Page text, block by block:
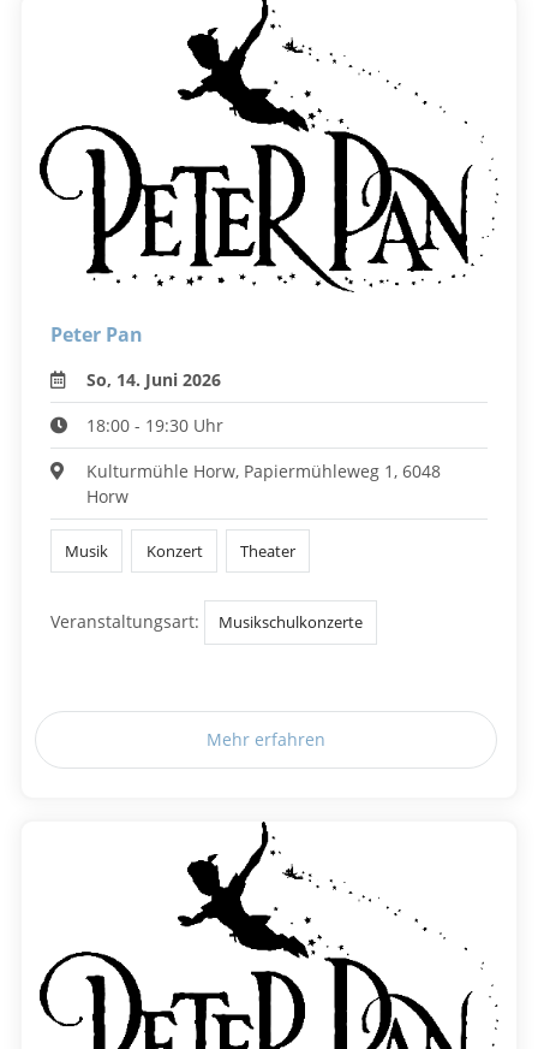
Peter Pan
So, 14. Juni 2026
18:00 - 19:30 Uhr
Kulturmühle Horw, Papiermühleweg 1, 6048
Horw
Musik Konzert Theater
Veranstaltungsart: Musikschulkonzerte
Mehr erfahren